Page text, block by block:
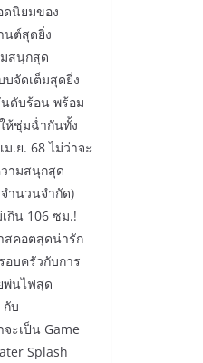
นิยมของ
นต์สุดยิ่ง
สนุกสุด
จัดเต็มสุดยิ่ง
ดับร้อน พร้อม
ห้ชุ่มฉ่ำกันทั้ง
.ย. 68 ไม่ว่าจะ
ามสนุกสุด
ำนวนจำกัด)
กิน 106 ซม.!
สคอตสุดน่ารัก
บครัวกับการ
พ่นไฟสุด
กับ
ะเป็น Game
Splash